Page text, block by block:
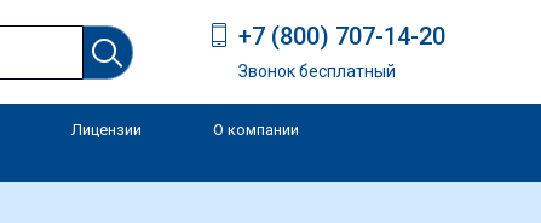
+7 (800) 707-14-20
Звонок бесплатный
Лицензии О компании